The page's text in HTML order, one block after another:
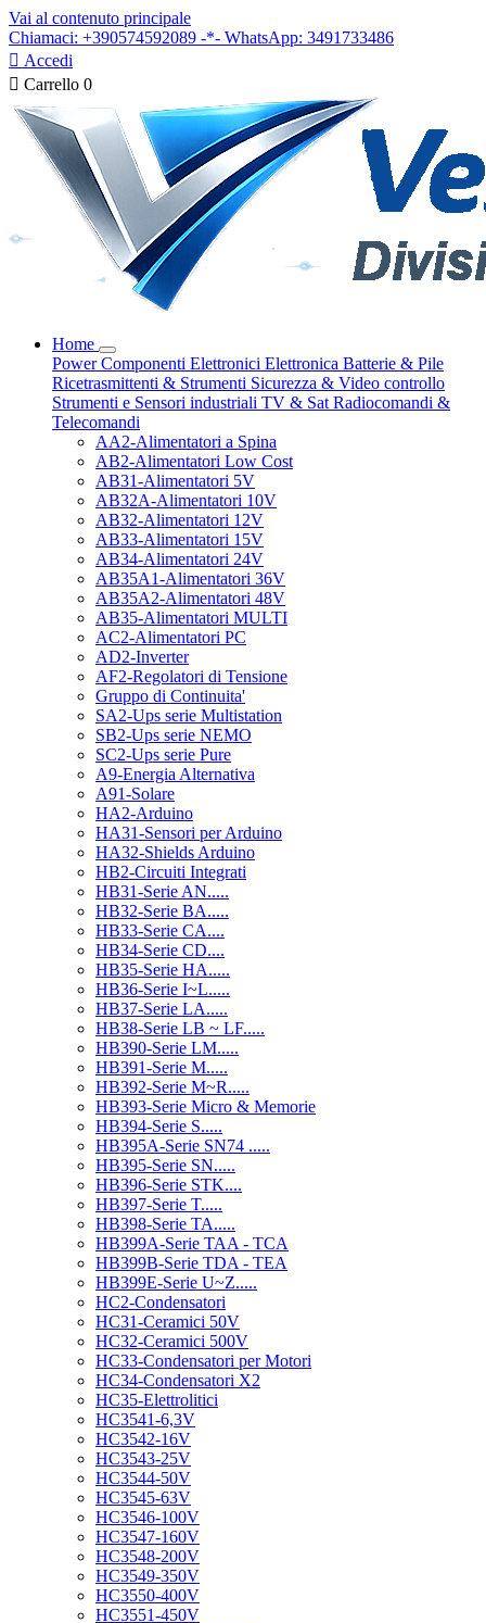
Vai al contenuto principale
Chiamaci: +390574592089 -*- WhatsApp: 3491733486
 Accedi
 Carrello 0
Home
PowerComponenti Elettronici Elettronica Batterie & Pile
Ricetrasmittenti & Strumenti Sicurezza & Video controllo
Strumenti e Sensori industriali TV & Sat Radiocomandi &
Telecomandi
AA2-Alimentatori a Spina
AB2-Alimentatori Low Cost
AB31-Alimentatori 5V
AB32A-Alimentatori 10V
AB32-Alimentatori 12V
AB33-Alimentatori 15V
AB34-Alimentatori 24V
AB35A1-Alimentatori 36V
AB35A2-Alimentatori 48V
AB35-Alimentatori MULTI
AC2-Alimentatori PC
AD2-Inverter
AF2-Regolatori di Tensione
Gruppo di Continuita'
SA2-Ups serie Multistation
SB2-Ups serie NEMO
SC2-Ups serie Pure
A9-Energia Alternativa
A91-Solare
HA2-Arduino
HA31-Sensori per Arduino
HA32-Shields Arduino
HB2-Circuiti Integrati
HB31-Serie AN.....
HB32-Serie BA.....
HB33-Serie CA....
HB34-Serie CD....
HB35-Serie HA.....
HB36-Serie I~L.....
HB37-Serie LA.....
HB38-Serie LB ~ LF.....
HB390-Serie LM.....
HB391-Serie M.....
HB392-Serie M~R.....
HB393-Serie Micro & Memorie
HB394-Serie S.....
HB395A-Serie SN74 .....
HB395-Serie SN.....
HB396-Serie STK....
HB397-Serie T.....
HB398-Serie TA.....
HB399A-Serie TAA - TCA
HB399B-Serie TDA - TEA
HB399E-Serie U~Z.....
HC2-Condensatori
HC31-Ceramici 50V
HC32-Ceramici 500V
HC33-Condensatori per Motori
HC34-Condensatori X2
HC35-Elettrolitici
HC3541-6,3V
HC3542-16V
HC3543-25V
HC3544-50V
HC3545-63V
HC3546-100V
HC3547-160V
HC3548-200V
HC3549-350V
HC3550-400V
HC3551-450V